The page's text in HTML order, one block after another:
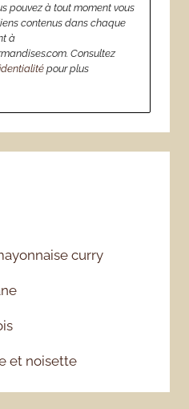
pouvez à tout moment vous
contenus dans chaque
à
Consultez
pour plus
curry
et noisette